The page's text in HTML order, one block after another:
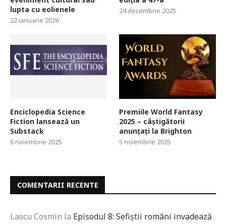
lupta cu eolienele
22 ianuarie 2026
24 decembrie 2025
Enciclopedia Science
Fiction lansează un
Substack
6 noiembrie 2025
Premiile World Fantasy
2025 – câștigătorii
anunțați la Brighton
5 noiembrie 2025
COMENTARII RECENTE
Lascu Cosmin la Episodul 8: Sefiștii români invadează